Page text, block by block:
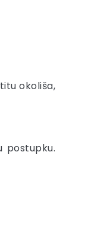
okoliša,
postupku.